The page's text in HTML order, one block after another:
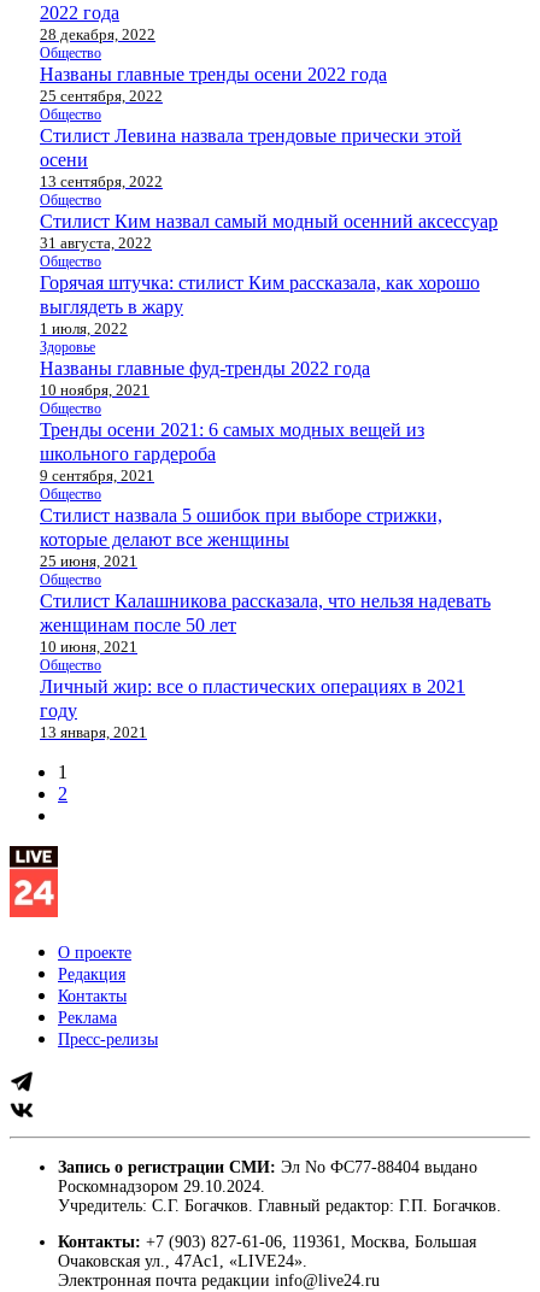
2022 года
28 декабря, 2022
Общество
Названы главные тренды осени 2022 года
25 сентября, 2022
Общество
Стилист Левина назвала трендовые прически этой
осени
13 сентября, 2022
Общество
Стилист Ким назвал самый модный осенний аксессуар
31 августа, 2022
Общество
Горячая штучка: стилист Ким рассказала, как хорошо
выглядеть в жару
1 июля, 2022
Здоровье
Названы главные фуд-тренды 2022 года
10 ноября, 2021
Общество
Тренды осени 2021: 6 самых модных вещей из
школьного гардероба
9 сентября, 2021
Общество
Стилист назвала 5 ошибок при выборе стрижки,
которые делают все женщины
25 июня, 2021
Общество
Стилист Калашникова рассказала, что нельзя надевать
женщинам после 50 лет
10 июня, 2021
Общество
Личный жир: все о пластических операциях в 2021
году
13 января, 2021
1
2
О проекте
Редакция
Контакты
Реклама
Пресс-релизы
Запись о регистрации СМИ: Эл No ФС77-88404 выдано
Роскомнадзором 29.10.2024.
Учредитель: С.Г. Богачков. Главный редактор: Г.П. Богачков.
Контакты: +7 (903) 827-61-06, 119361, Москва, Большая
Очаковская ул., 47Ас1, «LIVE24».
Электронная почта редакции info@live24.ru